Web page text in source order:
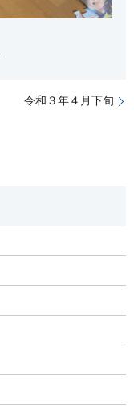
令和３年４月下旬